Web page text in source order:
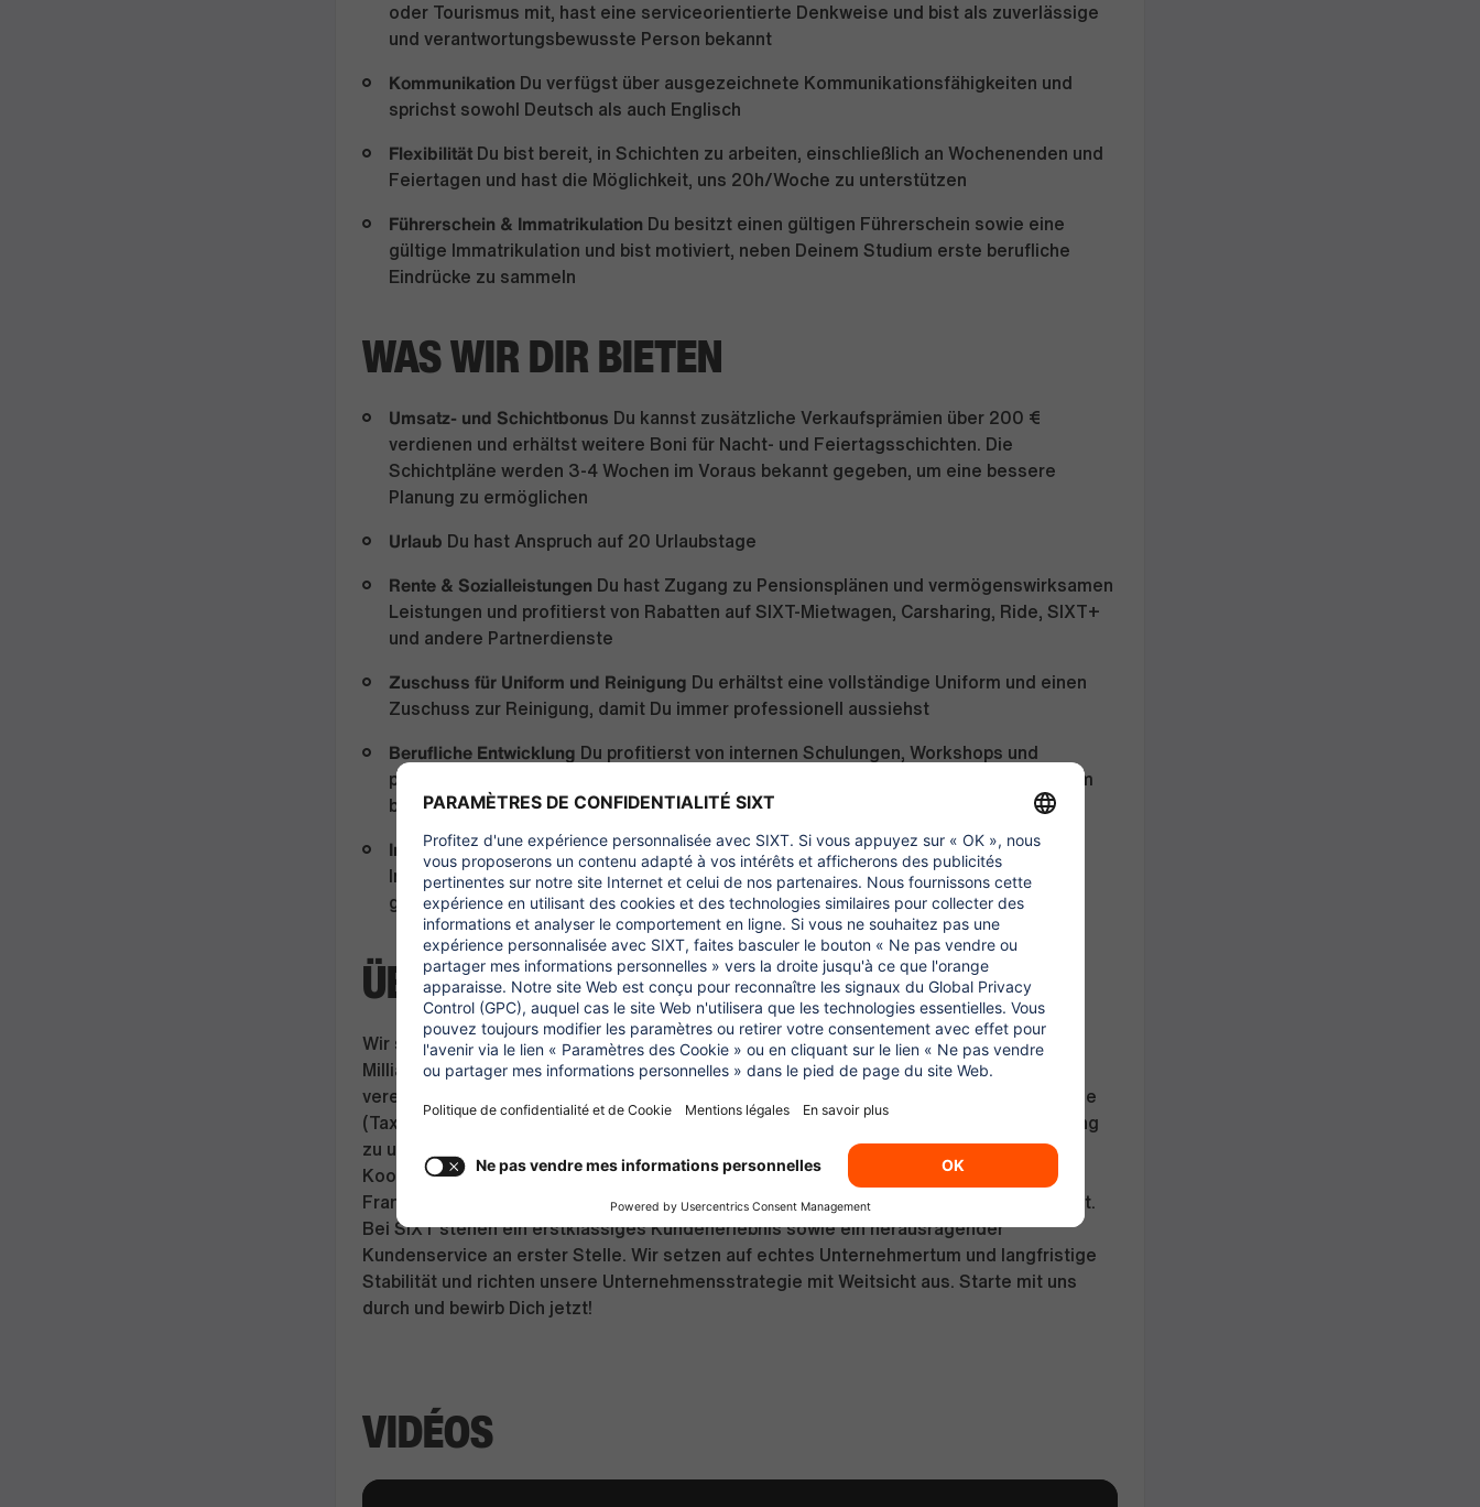
oder Tourismus mit, hast eine serviceorientierte Denkweise und bist als zuverlässige
und verantwortungsbewusste Person bekannt
Kommunikation Du verfügst über ausgezeichnete Kommunikationsfähigkeiten und
sprichst sowohl Deutsch als auch Englisch
Flexibilität Du bist bereit, in Schichten zu arbeiten, einschließlich an Wochenenden und
Feiertagen und hast die Möglichkeit, uns 20h/Woche zu unterstützen
Führerschein & Immatrikulation Du besitzt einen gültigen Führerschein sowie eine
gültige Immatrikulation und bist motiviert, neben Deinem Studium erste berufliche
Eindrücke zu sammeln
WAS WIR DIR BIETEN
Umsatz- und Schichtbonus Du kannst zusätzliche Verkaufsprämien über 200 €
verdienen und erhältst weitere Boni für Nacht- und Feiertagsschichten. Die
Schichtpläne werden 3-4 Wochen im Voraus bekannt gegeben, um eine bessere
Planung zu ermöglichen
Urlaub Du hast Anspruch auf 20 Urlaubstage
Rente & Sozialleistungen Du hast Zugang zu Pensionsplänen und vermögenswirksamen
Leistungen und profitierst von Rabatten auf SIXT-Mietwagen, Carsharing, Ride, SIXT+
und andere Partnerdienste
Zuschuss für Uniform und Reinigung Du erhältst eine vollständige Uniform und einen
Zuschuss zur Reinigung, damit Du immer professionell aussiehst
Berufliche Entwicklung Du profitierst von internen Schulungen, Workshops und
persönlichen Entwicklungsmöglichkeiten und hast die Chance, nach Deinem Studium
bei SIXT weiterzuarbeiten
Inklusive Kultur & soziale InitiativenDu wirst Teil von DiverSIXTy, das Vielfalt und
Integration fördert. Nimm an Initiativen wie dem „Drying Little Tears“-Tag teil und
genieße regelmäßige Feedback- und Teamevents
ÜBER UNS:
Wir sind ein weltweit führender Mobilitätsdienstleister mit einem Umsatz von 4,00
Milliarden Euro und rund 9.000 Mitarbeitern weltweit. Unsere Mobilitätsplattform ONE
vereint unsere Produkte SIXT rent (Autovermietung), SIXT share (Carsharing), SIXT ride
(Taxi-, Fahr- und Chauffeurservices), SIXT+ (Auto Abo) und gibt unseren Kunden Zugang
zu unserer Flotte von 350.000 Fahrzeugen, den Services von 4.000
Kooperationspartnern und rund 5 Millionen Fahrern weltweit. Zusammen mit unseren
Franchise-Partnern sind wir in mehr als 110 Ländern an 2.000 Vermietstationen präsent.
Bei SIXT stehen ein erstklassiges Kundenerlebnis sowie ein herausragender
Kundenservice an erster Stelle. Wir setzen auf echtes Unternehmertum und langfristige
Stabilität und richten unsere Unternehmensstrategie mit Weitsicht aus. Starte mit uns
durch und bewirb Dich jetzt!
VIDÉOS